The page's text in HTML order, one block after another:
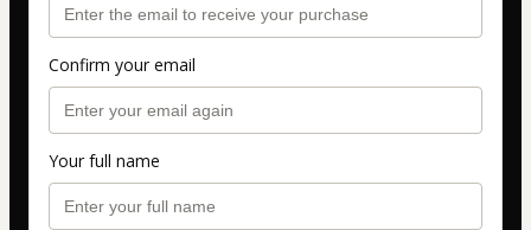
Confirm your email
Your full name